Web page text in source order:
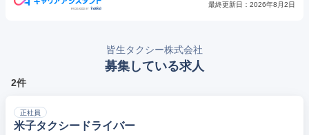
最終更新日： 2026年8月2日
皆生タクシー株式会社
募集している求人
2件
正社員
米子タクシードライバー